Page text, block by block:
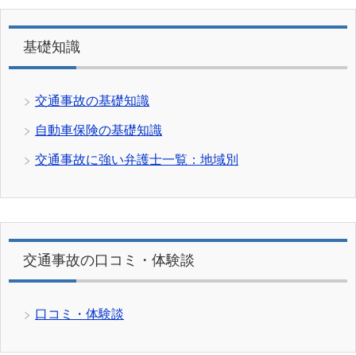
基礎知識
交通事故の基礎知識
自動車保険の基礎知識
交通事故に強い弁護士一覧：地域別
交通事故の口コミ・体験談
口コミ・体験談